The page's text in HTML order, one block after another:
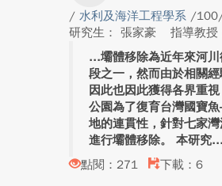
/ 水利及海洋工程學系 /
研究生： 張家豪
指導教授
壩體移除為近年來河
段之一，然而由於相關經
因此也因此獲得各界重
公園為了復育台灣國寶
地的連貫性，針對七家
進行壩體移除。 本研究...
點閱：271
下載：6